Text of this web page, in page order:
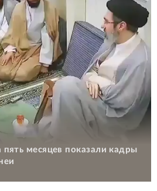
месяцев показали кадры